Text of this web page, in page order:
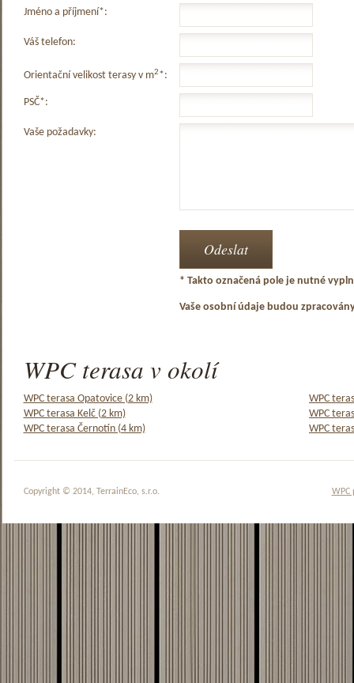
Jméno a příjmení*:
Váš telefon:
Orientační velikost terasy v m2*:
PSČ*:
Vaše požadavky:
* Takto označená pole je nutné
Vaše osobní údaje budou
WPC terasa v okolí
WPC terasa Opatovice (2 km)
WPC
WPC terasa Kelč (2 km)
WPC
WPC terasa Černotín (4 km)
WPC
WPC
Copyright © 2014, TerrainEco, s.r.o.